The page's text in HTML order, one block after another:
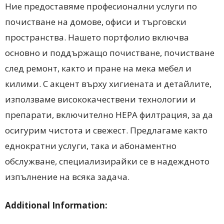
Ние предоставяме професионални услуги по
почистване на домове, офиси и търговски
пространства. Нашето портфолио включва
основно и поддържащо почистване, почистване
след ремонт, както и пране на мека мебел и
килими. С акцент върху хигиената и детайлите,
използваме висококачествени технологии и
препарати, включително HEPA филтрация, за да
осигурим чистота и свежест. Предлагаме както
еднократни услуги, така и абонаментно
обслужване, специализирайки се в надеждното
изпълнение на всяка задача.
Additional Information: